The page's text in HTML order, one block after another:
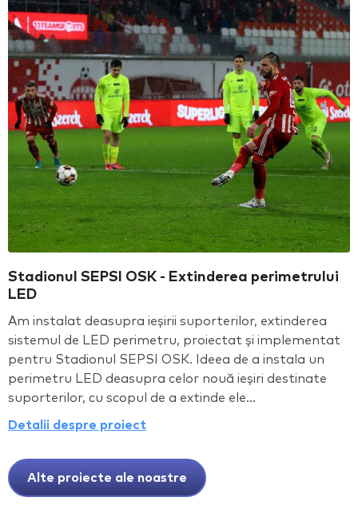
Stadionul SEPSI OSK - Extinderea perimetrului
LED
Am instalat deasupra ieșirii suporterilor, extinderea
sistemul de LED perimetru, proiectat și implementat
pentru Stadionul SEPSI OSK. Ideea de a instala un
perimetru LED deasupra celor nouă ieșiri destinate
suporterilor, cu scopul de a extinde ele...
Detalii despre proiect
Alte proiecte ale noastre